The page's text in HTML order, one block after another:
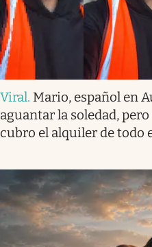
Viral. Mario, español en
aguantar la soledad,
cubro el alquiler de todo